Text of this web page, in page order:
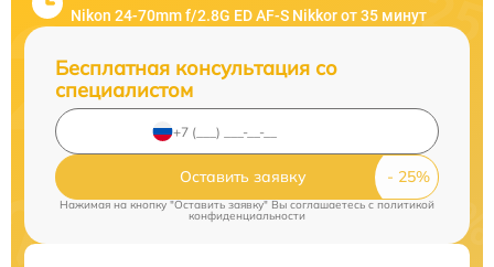
Nikon 24-70mm f/2.8G ED AF-S Nikkor от 35 минут
Бесплатная консультация со
специалистом
Оставить заявку
Нажимая на кнопку "Оставить заявку" Вы соглашаетесь cполитикой
конфиденциальности